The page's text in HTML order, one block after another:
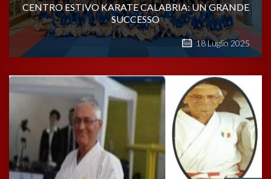
CENTRO ESTIVO KARATE CALABRIA: UN GRANDE
SUCCESSO
18Luglio2025